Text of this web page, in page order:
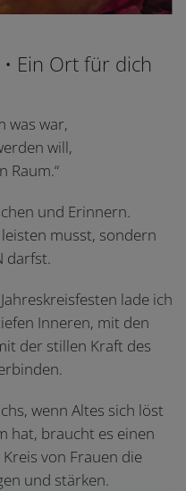
Ein Ort für dich
was war,
will,
Raum.“
und Erinnern.
musst, sondern
darfst.
lade ich
Inneren, mit den
der stillen Kraft des
wenn Altes sich löst
hat, braucht es einen
von Frauen die
und stärken.